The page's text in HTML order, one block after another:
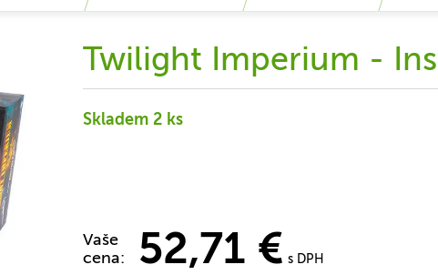
Twilight Imperium -
Vaše
cena:
52,71 € s DPH
Skladem 2 ks